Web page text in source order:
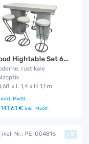
Wood Hightable Set 6P. Z-Fuß weiß
rustikale
x L 1,4 x H 1,1 m
exkl. MwSt.
141,61 € inkl. MwSt.
Nr.: PE-004816 +